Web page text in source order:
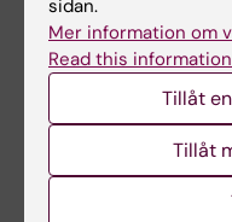
studenten
tentamina/prov
tentamenstillfälle.
de gånger
prov.
anmält sig men
sidan.
Mer information om
Read this
Tillåt
Tillåt